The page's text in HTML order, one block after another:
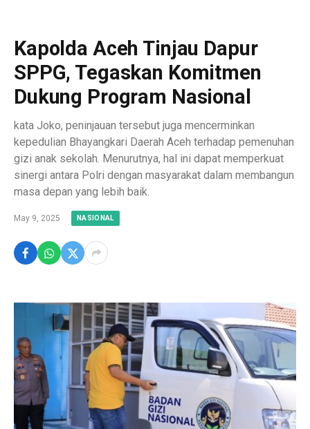
Kapolda Aceh Tinjau Dapur
SPPG, Tegaskan Komitmen
Dukung Program Nasional
kata Joko, peninjauan tersebut juga mencerminkan
kepedulian Bhayangkari Daerah Aceh terhadap pemenuhan
gizi anak sekolah. Menurutnya, hal ini dapat memperkuat
sinergi antara Polri dengan masyarakat dalam membangun
masa depan yang lebih baik.
May 9, 2025 NASIONAL